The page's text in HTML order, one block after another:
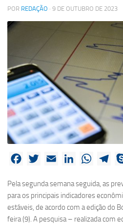
POR REDAÇÃO · 9 DE OUTUBRO DE 2023
Facebook
Twitter Email LinkedIn
Pela segunda semana seguida, as
para os principais indicadores
estáveis, de acordo com a edição do
feira (9). A pesquisa – realizada com